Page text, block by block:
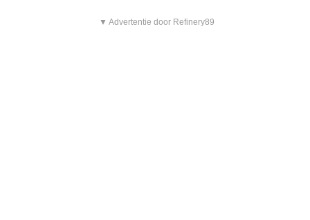
▼ Advertentie door Refinery89